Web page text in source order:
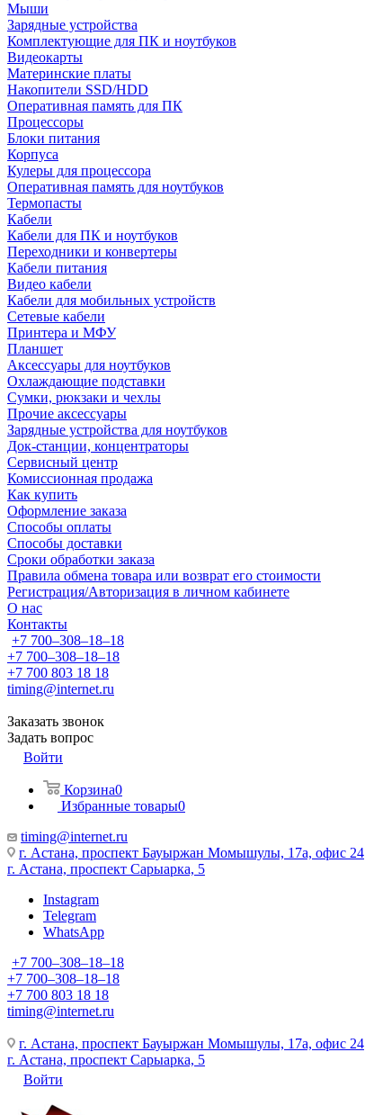
Мыши
Зарядные устройства
Комплектующие для ПК и ноутбуков
Видеокарты
Материнские платы
Накопители SSD/HDD
Оперативная память для ПК
Процессоры
Блоки питания
Корпуса
Кулеры для процессора
Оперативная память для ноутбуков
Термопасты
Кабели
Кабели для ПК и ноутбуков
Переходники и конвертеры
Кабели питания
Видео кабели
Кабели для мобильных устройств
Сетевые кабели
Принтера и МФУ
Планшет
Аксессуары для ноутбуков
Охлаждающие подставки
Сумки, рюкзаки и чехлы
Прочие аксессуары
Зарядные устройства для ноутбуков
Док-станции, концентраторы
Сервисный центр
Комиссионная продажа
Как купить
Оформление заказа
Способы оплаты
Способы доставки
Сроки обработки заказа
Правила обмена товара или возврат его стоимости
Регистрация/Авторизация в личном кабинете
О нас
Контакты
+7 700‒308‒18‒18
+7 700‒308‒18‒18
+7 700 803 18 18
timing@internet.ru
Заказать звонок
Задать вопрос
Войти
Корзина0
Избранные товары0
timing@internet.ru
г. Астана, проспект Бауыржан Момышулы, 17а, офис 24
г. Астана, проспект Сарыарка, 5
Instagram
Telegram
WhatsApp
+7 700‒308‒18‒18
+7 700‒308‒18‒18
+7 700 803 18 18
timing@internet.ru
г. Астана, проспект Бауыржан Момышулы, 17а, офис 24
г. Астана, проспект Сарыарка, 5
Войти